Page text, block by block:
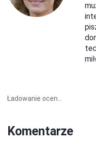
Ładowanie ocen...
Komentarze